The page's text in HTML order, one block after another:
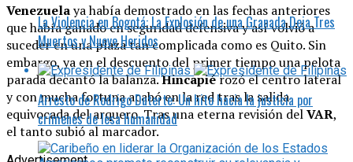
Venezuelaya había demostrado en las fechas anteriores
que había ganado en seguridad defensiva y así volvió a
suceder en una plaza tan complicada como es Quito. Sin
embargo, ya en el descuento del primer tiempo una pelota
parada decantó la balanza.Hincapiérozó el centro lateral
y con mucha fortuna acabó en la red tras la salida
equivocada del arquero. Tras una eterna revisión delVAR,
el tanto subió al marcador.
La Violencia en Bogotá: La Explosión de una Granada Deja Tres
Muertos y Nueve Heridos
Arresto de Rodrigo Duterte: Un hito hacia la justicia por
crímenes de lesa humanidad